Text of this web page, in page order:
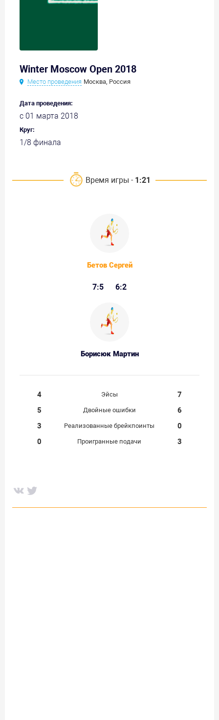
Winter Moscow Open 2018
Место проведения Москва, Россия
Дата проведения:
с 01 марта 2018
Круг:
1/8 финала
Время игры - 1:21
Бетов Сергей
7:5 6:2
Борисюк Мартин
4 Эйсы
7
5
Двойные ошибки
6
3
Реализованные брейкпоинты
0
0
Проигранные подачи 3